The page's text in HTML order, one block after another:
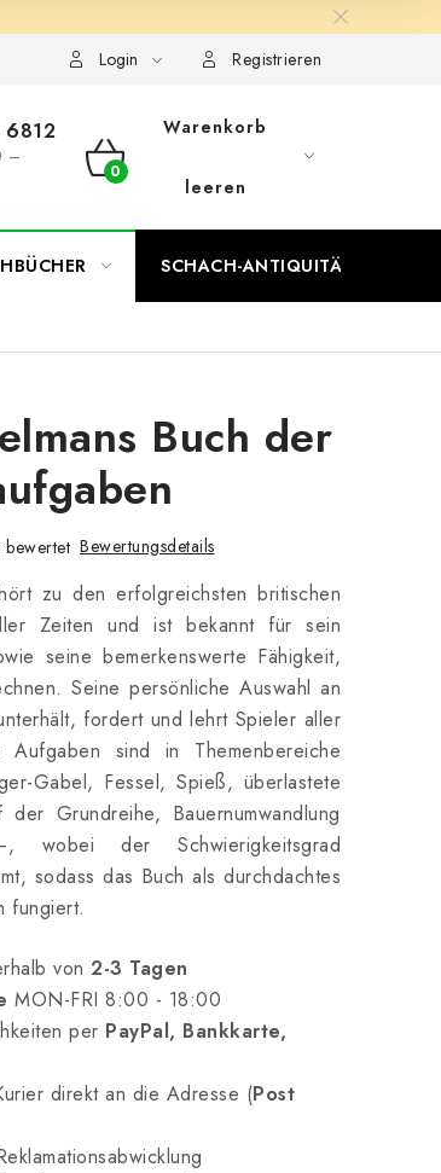
Login Registrieren
–
WARENKORB
Warenkorb
leeren
SCHACH-ANTIQUITÄTENLADEN
Buch der
bewertet Bewertungsdetails
zu den erfolgreichsten britischen
Zeiten und ist bekannt für sein
seine bemerkenswerte Fähigkeit,
Seine persönliche Auswahl an
fordert und lehrt Spieler aller
Aufgaben sind in Themenbereiche
Gabel, Fessel, Spieß, überlastete
Grundreihe, Bauernumwandlung
wobei der Schwierigkeitsgrad
sodass das Buch als durchdachtes
fungiert.
von 2-3 Tagen
MON-FRI 8:00 - 18:00
per PayPal, Bankkarte,
direkt an die Adresse (Post